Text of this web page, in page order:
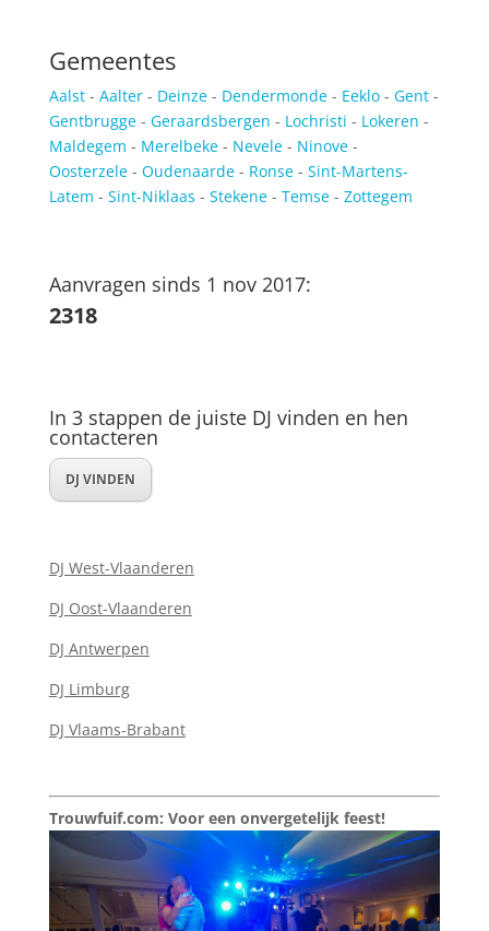
Gemeentes
Aalst- Aalter- Deinze- Dendermonde- Eeklo- Gent-
Gentbrugge- Geraardsbergen - Lochristi - Lokeren -
Maldegem - Merelbeke - Nevele- Ninove-
Oosterzele- Oudenaarde- Ronse- Sint-Martens-
Latem - Sint-Niklaas - Stekene- Temse- Zottegem
Aanvragen sinds 1 nov 2017:
2318
In 3 stappen de juiste DJ vinden en hen
contacteren
DJ VINDEN
DJ West-Vlaanderen
DJ Oost-Vlaanderen
DJ Antwerpen
DJ Limburg
DJ Vlaams-Brabant
Trouwfuif.com: Voor een onvergetelijk feest!